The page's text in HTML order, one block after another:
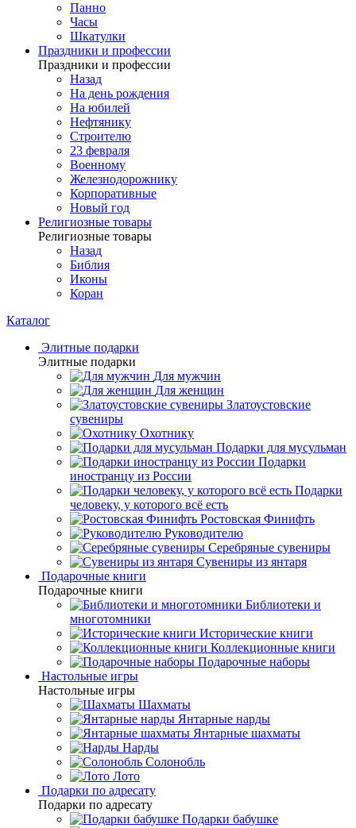
Панно
Часы
Шкатулки
Праздники и профессии
Праздники и профессии
Назад
На день рождения
На юбилей
Нефтянику
Строителю
23 февраля
Военному
Железнодорожнику
Корпоративные
Новый год
Религиозные товары
Религиозные товары
Назад
Библия
Иконы
Коран
Каталог
Элитные подарки
Элитные подарки
Для мужчин
Для женщин
Златоустовские
сувениры
Охотнику
Подарки для мусульман
Подарки
иностранцу из России
Подарки
человеку, у которого всё есть
Ростовская Финифть
Руководителю
Серебряные сувениры
Сувениры из янтаря
Подарочные книги
Подарочные книги
Библиотеки и
многотомники
Исторические книги
Коллекционные книги
Подарочные наборы
Настольные игры
Настольные игры
Шахматы
Янтарные нарды
Янтарные шахматы
Нарды
Солонобль
Лото
Подарки по адресату
Подарки по адресату
Подарки бабушке